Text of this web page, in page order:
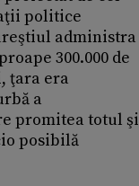
politice
administra
300.000 de
ţara era
a
promitea totul şi
posibilă